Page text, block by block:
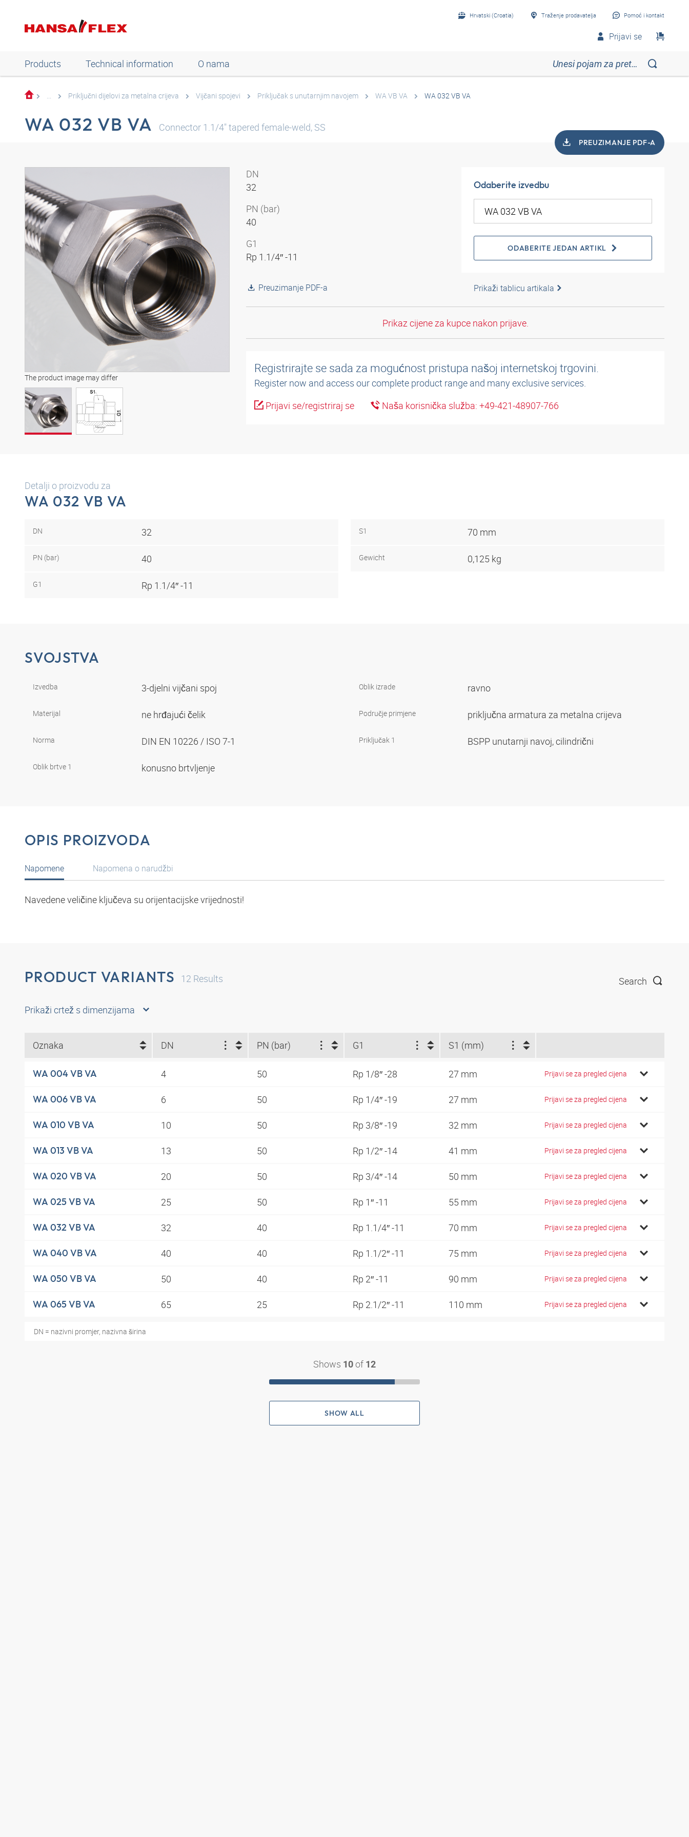
Hrvatski (Croatia) Traženje prodavatelja Pomoć i kontakt
Prijavi se
Products Technical information O nama
... Priključni dijelovi za metalna crijeva Vijčani spojevi Priključak s unutarnjim navojem WA VB VA WA 032 VB VA
WA 032 VB VA Connector 1.1/4" tapered female-weld, SS
PREUZIMANJE PDF-A
The product image may differ
DN
32
PN (bar)
40
G1
Rp 1.1/4″ -11
Preuzimanje PDF-a
Odaberite izvedbu
ODABERITE JEDAN ARTIKL
Prikaži tablicu artikala
Prikaz cijene za kupce nakon prijave.
Registrirajte se sada za mogućnost pristupa našoj internetskoj trgovini.
Register now and access our complete product range and many exclusive services.
Prijavi se/registriraj se
Naša korisnička služba: +49-421-48907-766
Detalji o proizvodu za
WA 032 VB VA
DN 32
PN (bar) 40
G1 Rp 1.1/4″ -11
S1 70 mm
Gewicht 0,125 kg
SVOJSTVA
Izvedba 3-djelni vijčani spoj
Materijal ne hrđajući čelik
Norma DIN EN 10226 / ISO 7-1
Oblik brtve 1 konusno brtvljenje
Oblik izrade ravno
Područje primjene priključna armatura za metalna crijeva
Priključak 1 BSPP unutarnji navoj, cilindrični
OPIS PROIZVODA
Napomene
Navedene veličine ključeva su orijentacijske vrijednosti!
Napomena o narudžbi
PRODUCT VARIANTS 12 Results Search
Prikaži crtež s dimenzijama
Oznaka DN PN (bar) G1 S1 (mm)
WA 004 VB VA 4 50 Rp 1/8″ -28 27 mm Prijavi se za pregled cijena
WA 006 VB VA 6 50 Rp 1/4″ -19 27 mm Prijavi se za pregled cijena
WA 010 VB VA 10 50 Rp 3/8″ -19 32 mm Prijavi se za pregled cijena
WA 013 VB VA 13 50 Rp 1/2″ -14 41 mm Prijavi se za pregled cijena
WA 020 VB VA 20 50 Rp 3/4″ -14 50 mm Prijavi se za pregled cijena
WA 025 VB VA 25 50 Rp 1″ -11 55 mm Prijavi se za pregled cijena
WA 032 VB VA 32 40 Rp 1.1/4″ -11 70 mm Prijavi se za pregled cijena
WA 040 VB VA 40 40 Rp 1.1/2″ -11 75 mm Prijavi se za pregled cijena
WA 050 VB VA 50 40 Rp 2″ -11 90 mm Prijavi se za pregled cijena
WA 065 VB VA 65 25 Rp 2.1/2″ -11 110 mm Prijavi se za pregled cijena
DN = nazivni promjer, nazivna širina
Shows 10 of 12
SHOW ALL